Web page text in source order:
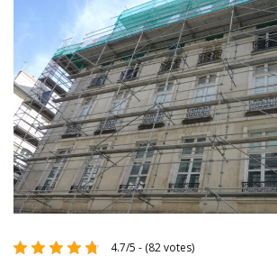
4.7/5 - (82 votes)